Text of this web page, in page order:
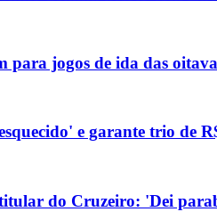
para jogos de ida das
e garante trio de
do Cruzeiro: 'Dei